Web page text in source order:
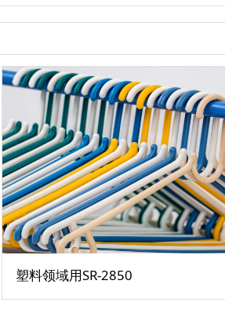
塑料领域用SR-2850